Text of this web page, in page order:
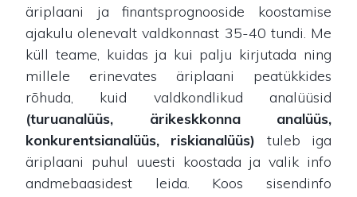
äriplaani ja finantsprognooside koostamise
ajakulu olenevalt valdkonnast 35-40 tundi. Me
küll teame, kuidas ja kui palju kirjutada ning
millele erinevates äriplaani peatükkides
rõhuda, kuid valdkondlikud analüüsid
(turuanalüüs, ärikeskkonna analüüs,
konkurentsianalüüs, riskianalüüs) tuleb iga
äriplaani puhul uuesti koostada ja valik info
andmebaasidest leida. Koos sisendinfo